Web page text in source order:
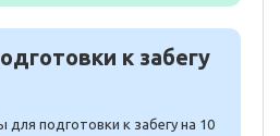
к забегу
для подготовки к забегу на 10